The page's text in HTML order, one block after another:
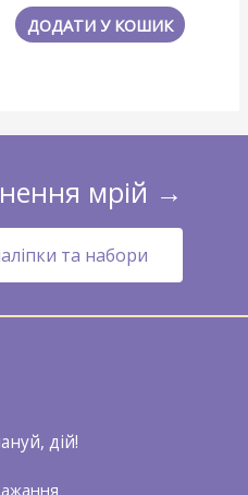
з
5
ДОДАТИ У КОШИК
мрій →
та набори
дій!